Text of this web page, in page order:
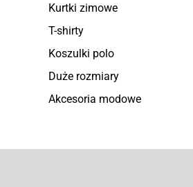
Kurtki zimowe
T-shirty
Koszulki polo
Duże rozmiary
Akcesoria modowe